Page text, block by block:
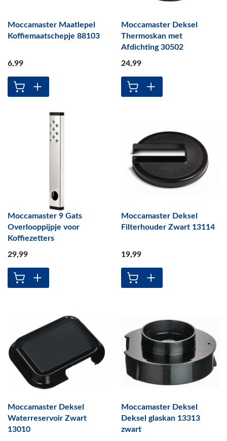
Moccamaster Maatlepel
Koffiemaatschepje 88103
6,99
Moccamaster Deksel
Thermoskan met
Afdichting 30502
24,99
Moccamaster 9 Gats
Overlooppijpje voor
Koffiezetters
29,99
Moccamaster Deksel
Filterhouder Zwart 13114
19,99
Moccamaster Deksel
Waterreservoir Zwart
13010
Moccamaster Deksel
Deksel glaskan 13313
zwart